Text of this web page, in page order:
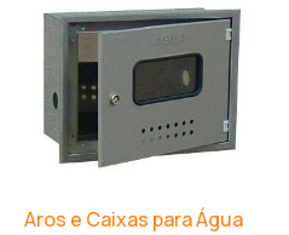
Aros e Caixas para Água